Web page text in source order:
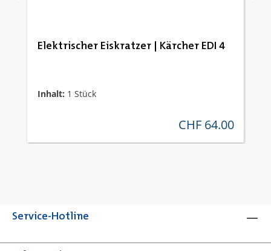
Elektrischer Eiskratzer | Kärcher EDI 4
Inhalt: 1 Stück
regulärer preis:
CHF 64.00
Service-Hotline